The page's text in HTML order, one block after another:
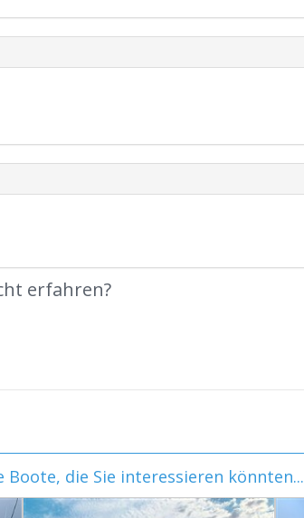
erfahren?
Boote, die Sie interessieren könnten...